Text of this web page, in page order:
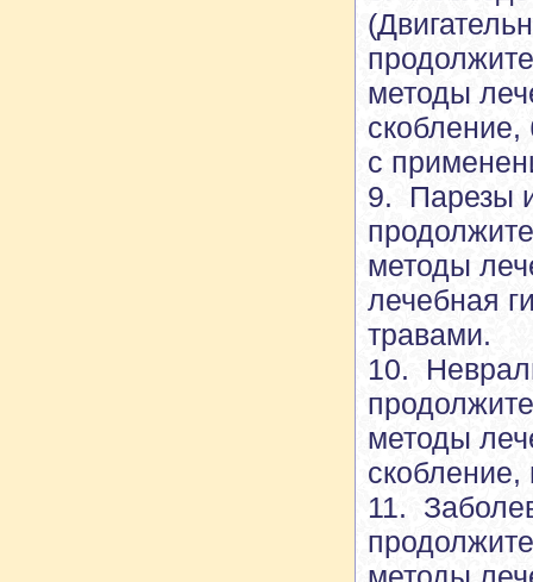
методы
скобление,
с
9. Парезы
методы
лечебная
травами.
10.
методы
11.